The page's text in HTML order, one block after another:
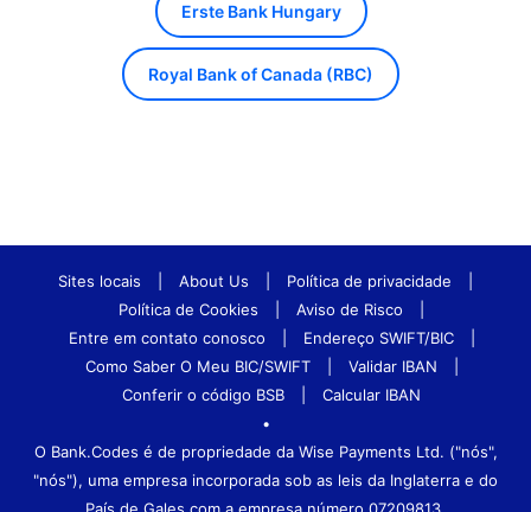
Erste Bank Hungary
Royal Bank of Canada (RBC)
Sites locais About Us Política de privacidade
Política de Cookies
Aviso de Risco
Entre em contato conosco
Endereço SWIFT/BIC
Como Saber O Meu BIC/SWIFT
Validar IBAN
Conferir o código BSB
Calcular IBAN
•
O Bank.Codes é de propriedade da Wise Payments Ltd. ("nós",
"nós"), uma empresa incorporada sob as leis da Inglaterra e do